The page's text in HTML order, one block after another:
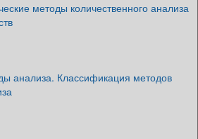
методы количественного анализа
анализа. Классификация методов